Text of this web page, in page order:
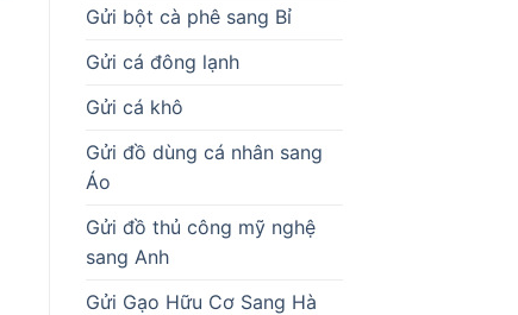
Gửi bột cà phê sang Bỉ
Gửi cá đông lạnh
Gửi cá khô
Gửi đồ dùng cá nhân sang
Áo
Gửi đồ thủ công mỹ nghệ
sang Anh
Gửi Gạo Hữu Cơ Sang Hà